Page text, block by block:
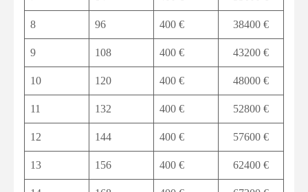
8 96 400 € 38400 €
9 108 400 € 43200 €
10 120 400 € 48000 €
11 132 400 € 52800 €
12 144 400 € 57600 €
13 156 400 € 62400 €